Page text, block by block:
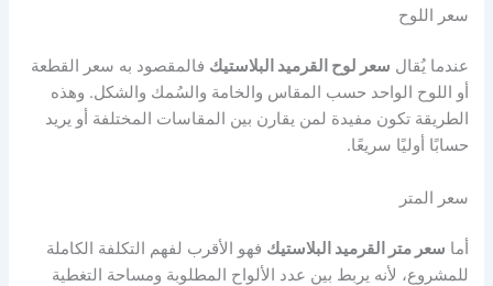
سعر اللوح
عندما يُقال سعر لوح القرميد البلاستيك فالمقصود به سعر القطعة
أو اللوح الواحد حسب المقاس والخامة والسُمك والشكل. وهذه
الطريقة تكون مفيدة لمن يقارن بين المقاسات المختلفة أو يريد
حسابًا أوليًا سريعًا.
سعر المتر
أما سعر متر القرميد البلاستيك فهو الأقرب لفهم التكلفة الكاملة
للمشروع، لأنه يربط بين عدد الألواح المطلوبة ومساحة التغطية